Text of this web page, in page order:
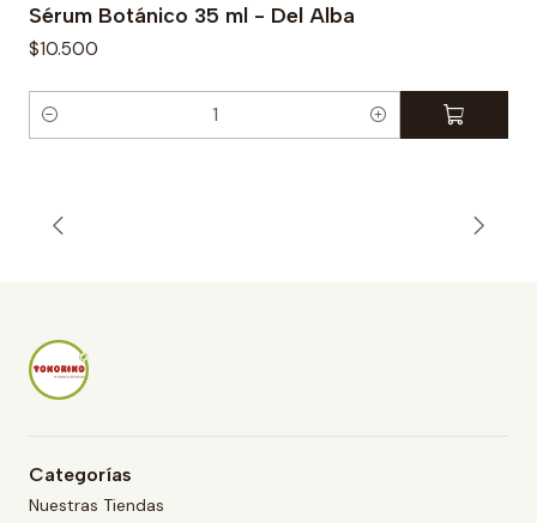
Sérum Botánico 35 ml - Del Alba
$10.500
d
Categorías
Nuestras Tiendas